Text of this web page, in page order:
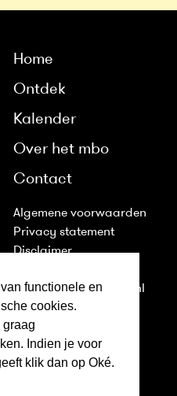
functionele en
cookies.
Indien je voor
klik dan op Oké.
Home
Ontdek
Kalender
Over het mbo
Contact
Algemene voorwaarden
Privacy statement
Disclaimer
2011-2026 © ditismbo.nl
Inloggen